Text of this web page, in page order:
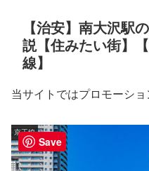
【治安】南大沢駅
説【住みたい街】
線】
当サイトではプロモーシ
京王線
Save